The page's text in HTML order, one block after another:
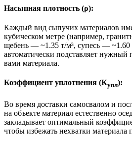
Насыпная плотность (ρ):
Каждый вид сыпучих материалов
кубическом метре (например,
щебень — ~1.35 т/м³, супесь — ~1.60
автоматически подставляет нужный
вами материала.
Коэффициент уплотнения (Купл):
Во время доставки самосвалом и
на объекте материал естественно
закладывает оптимальный
чтобы избежать нехватки материала